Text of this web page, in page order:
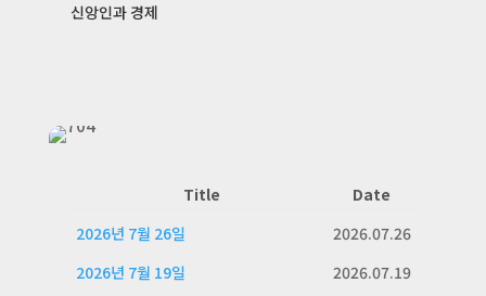
신앙인과 경제
Title
Date
2026년 7월 26일
2026.07.26
2026년 7월 19일
2026.07.19